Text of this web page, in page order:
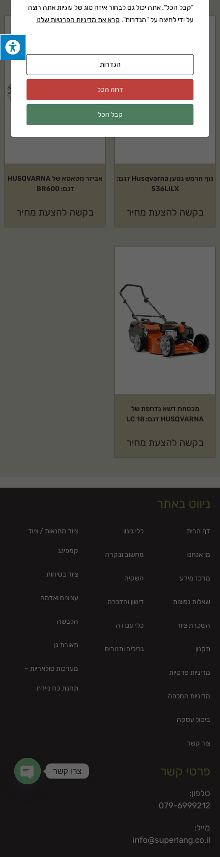
גוף חרמש נטען Husqvarna דגם:
536LILX
בקשה להצעת מחיר
אביזר מטאטא של HUSQVARNA
דגם: BR600
בקשה להצעת מחיר
מכסחת דשא נדחפת של
HUSQVARNA דגם: LC 18
בקשה להצעת מחיר
ניווט באתר
דף הבית
מי אנחנו
מרכז מידע
שאלות נפוצות
השכרת ציוד
תקנון
מדיניות פרטיות
מדיניות החלפה
ביטול עסקה
צור קשר
כלי גינון
מחשוב ובקרה
השקיה
דישון והדברה
כלי עבודה
גרילים ותנורים
ציוד מחנאות / ציוד
קמפינג
ציוד בטיחות
עציצים ואדמה
הלבשה
תאורת גן
מערכות סולאריות –
תחנת כח ניידת
פרטי קשר
טלפון:
079-6999212
מייל:
info@superlang.co.il
"קבל הכל". אתה יכול גם לבחור איזה סוג של עוגיות אתה רוצה
על ידי לחיצה על "הגדרות". קרא את מדיניות הפרטיות שלנו
הגדרות
דחה הכל
קבל הכל
צרו קשר